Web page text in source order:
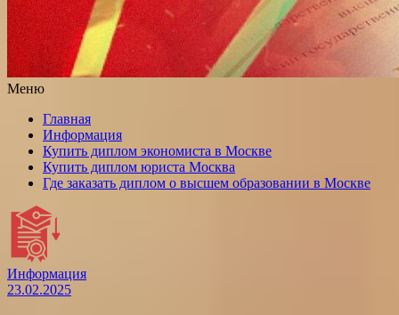
Меню
Главная
Информация
Купить диплом экономиста в Москве
Купить диплом юриста Москва
Где заказать диплом о высшем образовании в Москве
Информация
23.02.2025